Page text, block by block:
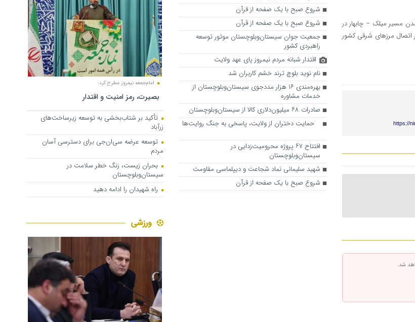
حمل‌ونقلی سیستان و بلوچستان، عنوان کرد: طرح ۲ بانده شدن مسیر میلک – چابهار در
مرزهای شرقی کشور
https://
شد.
شروع صبح با یک صفحه از قرآن
شروع صبح با یک صفحه از قرآن
جمعیت جوان سیستان‌وبلوچستان موتور توسعه
راهبردی کشور
اقتدار شبانه مردم نیمروز پای عهد ولایت
نام نوید بلوچ ترند خشم کاربران شد
بهره‌مندی ۱۶ هزار مددجوی سیستان‌وبلوچستان از
خدمات مشاوره
صادرات ۶۸ میلیون‌دلاری کالا از سیستان‌وبلوچستان
حمایت دختران از ولایت، پاسخی به جنگ روایت‌ها
افتتاح ۶۷ پروژه محرومیت‌زدایی در
سیستان‌وبلوچستان
شهید سلیمانی نماد شجاعت و دیپلماسی مقاومت
شروع صبح با یک صفحه از قرآن
امام‌جمعه نیمروز مطرح کرد:
بصیرت، رمز امنیت و اقتدار
تأکید بر شتاب‌بخشی به توسعه زیرساخت‌های
زرآباد
توسعه عرضه سی‌ان‌جی برای دسترسی آسان
مردم
بحران زیست، زنگ خطر سلامت در
سیستان‌وبلوچستان
راه شهیدان را ادامه دهید
ورزشی